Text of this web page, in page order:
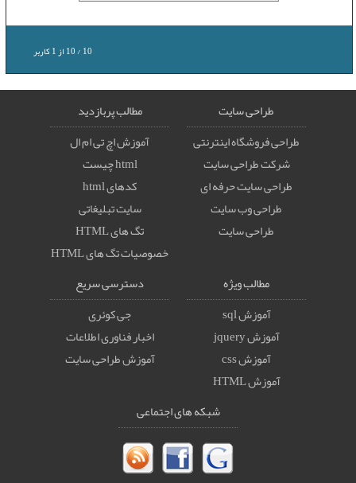
10/10 از1کاربر
طراحی سایت
طراحی فروشگاه اینترنتی
شرکت طراحی سایت
طراحی سایت حرفه ای
طراحی وب سایت
طراحی سایت
مطالب پربازدید
آموزش اچ تی ام ال
html چیست
کدهای html
سایت تبلیغاتی
تگ های HTML
خصوصيات تگ های HTML
مطالب ویژه
آموزش sql
آموزش jquery
آموزش css
آموزش HTML
دسترسی سریع
جی کوئری
اخبار فناوری اطلاعات
آموزش طراحی سایت
شبکه های اجتماعی